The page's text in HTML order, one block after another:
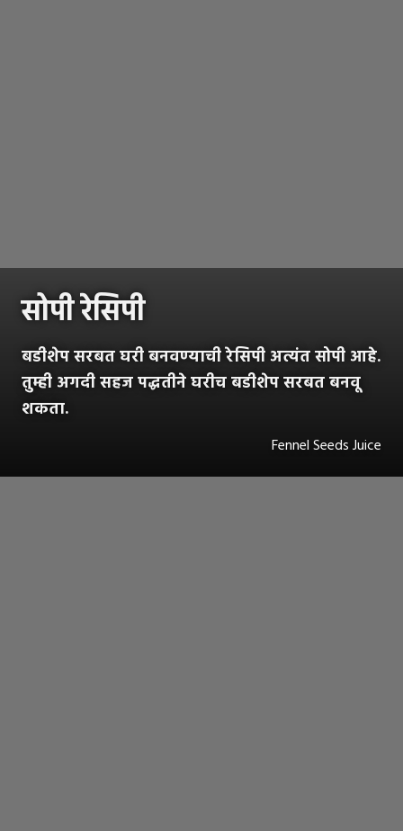
सोपी रेसिपी
बडीशेप सरबत घरी बनवण्याची रेसिपी अत्यंत सोपी आहे.
तुम्ही अगदी सहज पद्धतीने घरीच बडीशेप सरबत बनवू
शकता.
Fennel Seeds Juice